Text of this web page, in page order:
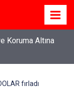
Koruma Altına
fırladı